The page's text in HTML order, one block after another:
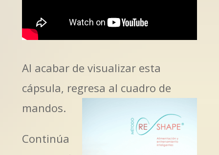
Al acabar de visualizar esta
cápsula, regresa al cuadro de
mandos.
Continúa